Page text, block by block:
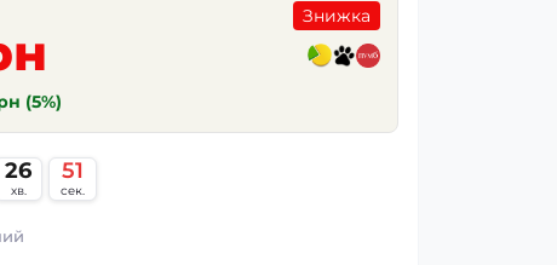
(5%)
Знижка
26
хв.
50
сек.